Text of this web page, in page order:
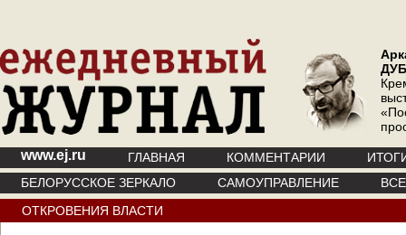
www.ej.ru ГЛАВНАЯ КОММЕНТАРИИ
БЕЛОРУССКОЕ ЗЕРКАЛО
САМОУПРАВЛЕНИЕ
ОТКРОВЕНИЯ ВЛАСТИ